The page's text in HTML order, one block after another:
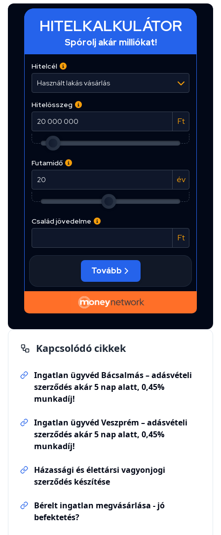
Kapcsolódó cikkek
Ingatlan ügyvéd Bácsalmás – adásvételi
szerződés akár 5 nap alatt, 0,45%
munkadíj!
Ingatlan ügyvéd Veszprém – adásvételi
szerződés akár 5 nap alatt, 0,45%
munkadíj!
Házassági és élettársi vagyonjogi
szerződés készítése
Bérelt ingatlan megvásárlása - jó
befektetés?